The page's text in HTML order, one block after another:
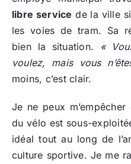
libre service de la ville
les voies de tram. Sa
bien la situation.
«
voulez, mais vous
moins, c’est clair.
Je ne peux
du vélo est sous-
idéal tout au long de
culture sportive. Je me